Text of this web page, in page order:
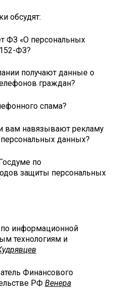
обсудят:
ФЗ «О персональных
ФЗ?
получают данные о
граждан?
спама?
вам навязывают рекламу
данных?
по
защиты персональных
информационной
технологиям и
Финансового
РФ Венера